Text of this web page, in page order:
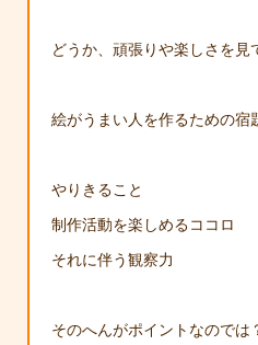
どうか、頑張りや楽しさを見
絵がうまい人を作るための宿
やりきること
制作活動を楽しめるココロ
それに伴う観察力
そのへんがポイントなのでは